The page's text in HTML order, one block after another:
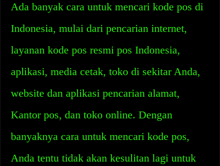
Ada banyak cara untuk mencari kode pos di
Indonesia, mulai dari pencarian internet,
layanan kode pos resmi pos Indonesia,
aplikasi, media cetak, toko di sekitar Anda,
website dan aplikasi pencarian alamat,
Kantor pos, dan toko online. Dengan
banyaknya cara untuk mencari kode pos,
Anda tentu tidak akan kesulitan lagi untuk